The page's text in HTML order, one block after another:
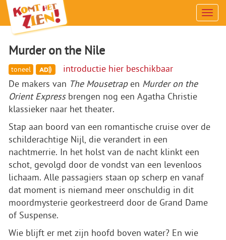
Menu
Murder on the Nile
toneel
introductie hier beschikbaar
De makers van The Mousetrapen Murder on the
Orient Expressbrengen nog een Agatha Christie
klassieker naar het theater.
Stap aan boord van een romantische cruise over de
schilderachtige Nijl, die verandert in een
nachtmerrie. In het holst van de nacht klinkt een
schot, gevolgd door de vondst van een levenloos
lichaam. Alle passagiers staan op scherp en vanaf
dat moment is niemand meer onschuldig in dit
moordmysterie georkestreerd door de Grand Dame
of Suspense.
Wie blijft er met zijn hoofd boven water? En wie